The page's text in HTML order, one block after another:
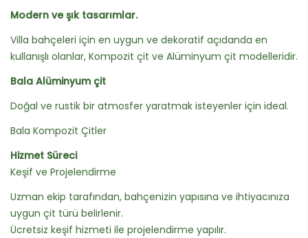
Modern ve şık tasarımlar.
Villa bahçeleri için en uygun ve dekoratif açıdanda en
kullanışlı olanlar, Kompozit çit ve Alüminyum çit modelleridir.
Bala Alüminyum çit
Doğal ve rustik bir atmosfer yaratmak isteyenler için ideal.
Bala Kompozit Çitler
Hizmet Süreci
Keşif ve Projelendirme
Uzman ekip tarafından, bahçenizin yapısına ve ihtiyacınıza
uygun çit türü belirlenir.
Ücretsiz keşif hizmeti ile projelendirme yapılır.